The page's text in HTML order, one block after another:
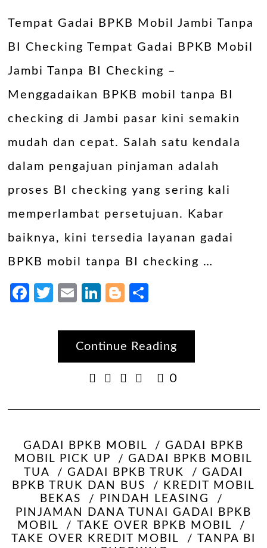
Tempat Gadai BPKB Mobil Jambi Tanpa
BI Checking Tempat Gadai BPKB Mobil
Jambi Tanpa BI Checking –
Menggadaikan BPKB mobil tanpa BI
checking di Jambi pasar kini semakin
mudah dan cepat. Salah satu kendala
dalam pengajuan pinjaman adalah
proses BI checking yang sering kali
memperlambat persetujuan. Kabar
baiknya, kini tersedia layanan gadai
BPKB mobil tanpa BI checking …
Facebook
Twitter
EmailLinkedIn
Blogger
Continue Reading
0
GADAI BPKB MOBIL
GADAI BPKB
MOBIL PICK UP
GADAI BPKB MOBIL
TUA
GADAI BPKB TRUK
GADAI
BPKB TRUK DAN BUS
KREDIT MOBIL
BEKAS
PINDAH LEASING
PINJAMAN DANA TUNAI GADAI BPKB
MOBIL
TAKE OVER BPKB MOBIL
TAKE OVER KREDIT MOBIL
TANPA BI